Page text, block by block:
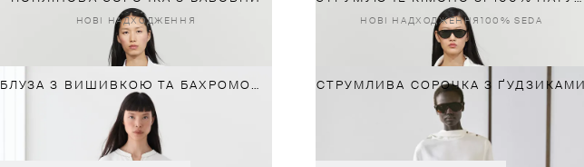
НОВІ НАДХОДЖЕННЯ НОВІ НАДХОДЖЕННЯ100% SEDA
БЛУЗА З ВИШИВКОЮ ТА БАХРОМОЮ ПО НИЗУ СТРУМЛИВА СОРОЧКА З ҐУДЗИКАМИ